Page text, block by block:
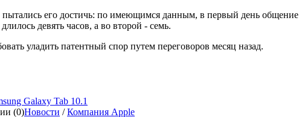
его достичь: по имеющимся данным, в первый день общение
девять часов, а во второй - семь.
уладить патентный спор путем переговоров месяц назад.
Galaxy Tab 10.1
(0)Новости /Компания Apple